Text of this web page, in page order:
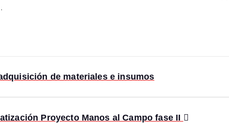
de materiales e insumos
Proyecto Manos al Campo fase II